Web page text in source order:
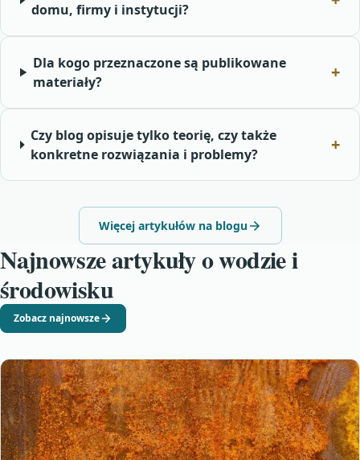
domu, firmy i instytucji?
Dla kogo przeznaczone są publikowane
materiały?
Czy blog opisuje tylko teorię, czy także
konkretne rozwiązania i problemy?
Więcej artykułów na blogu
Najnowsze artykuły o wodzie i
środowisku
Zobacz najnowsze